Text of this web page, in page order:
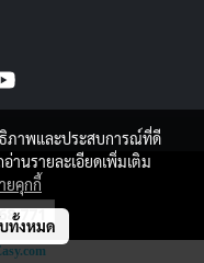
ธิภาพและประสบการณ์ที่ดี
านรายละเอียดเพิ่มเติม
ยคุกกี้
ทั้งหมด